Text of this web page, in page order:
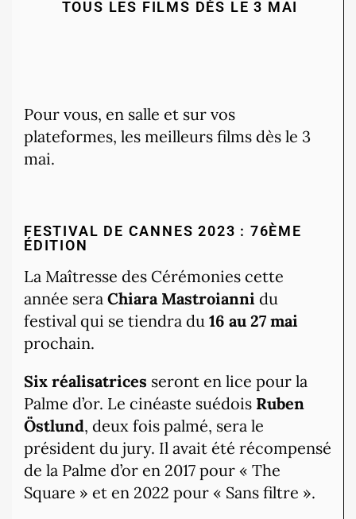
TOUS LES FILMS DÈS LE 3 MAI
Pour vous, en salle et sur vos
plateformes, les meilleurs films dès le 3
mai.
FESTIVAL DE CANNES 2023 : 76ÈME
ÉDITION
La Maîtresse des Cérémonies cette
année sera Chiara Mastroianni du
festival qui se tiendra du 16 au 27 mai
prochain.
Six réalisatrices seront en lice pour la
Palme d’or. Le cinéaste suédois Ruben
Östlund, deux fois palmé, sera le
président du jury. Il avait été récompensé
de la Palme d’or en 2017 pour « The
Square » et en 2022 pour « Sans filtre ».